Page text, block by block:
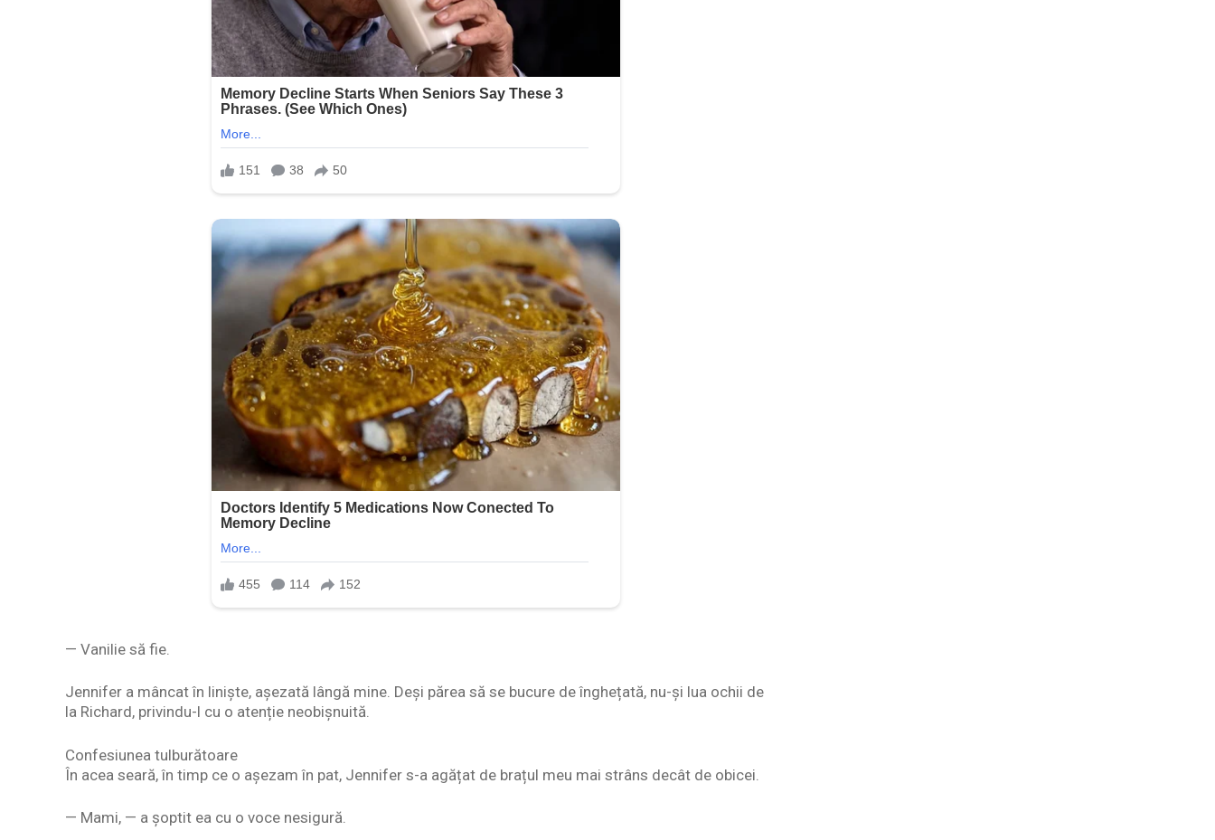
— Vanilie să fie.
Jennifer a mâncat în liniște, așezată lângă mine. Deși părea să se bucure de înghețată, nu-și lua ochii de
la Richard, privindu-l cu o atenție neobișnuită.
Confesiunea tulburătoare
În acea seară, în timp ce o așezam în pat, Jennifer s-a agățat de brațul meu mai strâns decât de obicei.
— Mami, — a șoptit ea cu o voce nesigură.